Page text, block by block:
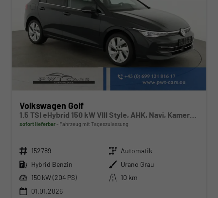
Volkswagen Golf
1.5 TSI eHybrid 150 kW VIII Style, AHK, Navi, Kamera, Side, LED-Plus
sofort lieferbar Fahrzeug mit Tageszulassung
Fahrzeugnr. 152789 Getriebe Automatik
Kraftstoff Hybrid Benzin Außenfarbe Urano Grau
Leistung 150 kW (204 PS) Kilometerstand
10 km
01.01.2026